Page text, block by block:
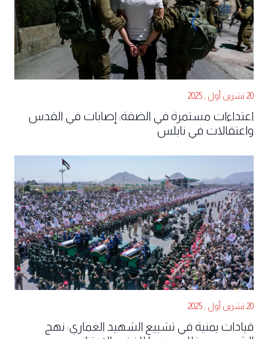
20 تشرين أول , 2025
اعتداءات مستمرة في الضفة: إصابات في القدس
واعتقالات في نابلس
20 تشرين أول , 2025
قيادات يمنية في تشييع الشهيد الغماري: نهج